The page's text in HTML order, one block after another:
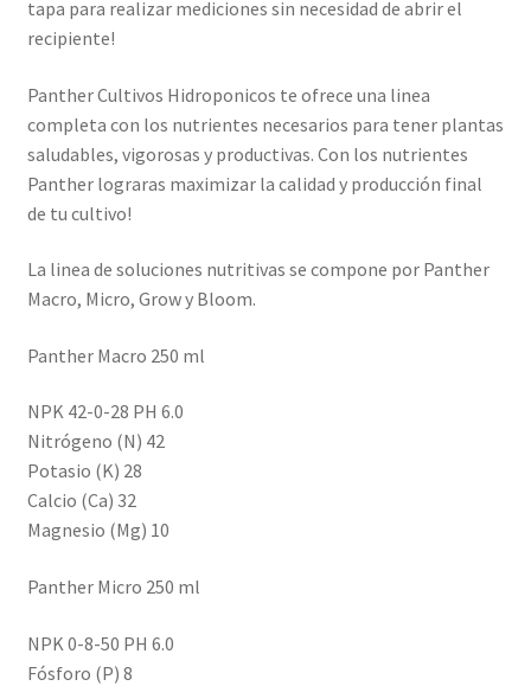
tapa para realizar mediciones sin necesidad de abrir el
recipiente!
Panther Cultivos Hidroponicos te ofrece una linea
completa con los nutrientes necesarios para tener plantas
saludables, vigorosas y productivas. Con los nutrientes
Panther lograras maximizar la calidad y producción final
de tu cultivo!
La linea de soluciones nutritivas se compone por Panther
Macro, Micro, Grow y Bloom.
Panther Macro 250 ml
NPK 42-0-28 PH 6.0
Nitrógeno (N) 42
Potasio (K) 28
Calcio (Ca) 32
Magnesio (Mg) 10
Panther Micro 250 ml
NPK 0-8-50 PH 6.0
Fósforo (P) 8